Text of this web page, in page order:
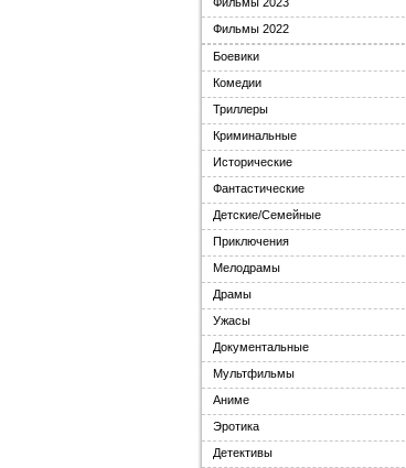
Фильмы 2022
Боевики
Комедии
Триллеры
Криминальные
Исторические
Фантастические
Детские/Семейные
Приключения
Мелодрамы
Драмы
Ужасы
Документальные
Мультфильмы
Аниме
Эротика
Детективы